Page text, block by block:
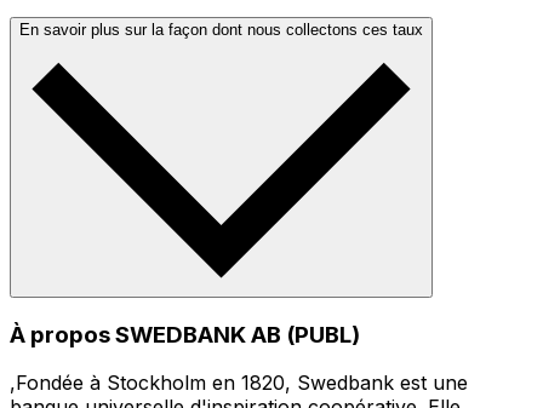
En savoir plus sur la façon dont nous collectons ces taux
À propos SWEDBANK AB (PUBL)
,Fondée à Stockholm en 1820, Swedbank est une